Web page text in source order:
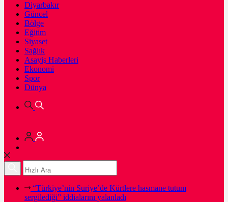
Diyarbakır
Güncel
Bölge
Eğitim
Siyaset
Sağlık
Asayiş Haberleri
Ekonomi
Spor
Dünya
sergilediği” iddialarını yalanladı